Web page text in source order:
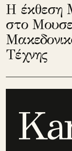
Η έκθεση
στο
Τέχνης